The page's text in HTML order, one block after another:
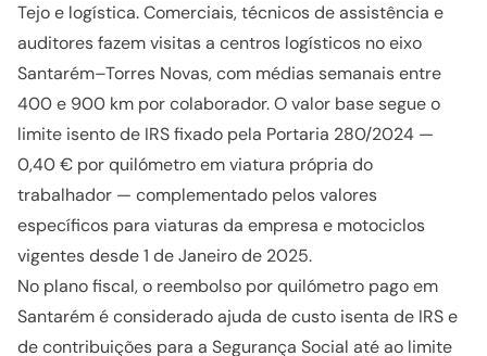
Tejo e logística. Comerciais, técnicos de assistência e
auditores fazem visitas a centros logísticos no eixo
Santarém–Torres Novas, com médias semanais entre
400 e 900 km por colaborador. O valor base segue o
limite isento de IRS fixado pela Portaria 280/2024 —
0,40 € por quilómetro em viatura própria do
trabalhador — complementado pelos valores
específicos para viaturas da empresa e motociclos
vigentes desde 1 de Janeiro de 2025.
No plano fiscal, o reembolso por quilómetro pago em
Santarém é considerado ajuda de custo isenta de IRS e
de contribuições para a Segurança Social até ao limite